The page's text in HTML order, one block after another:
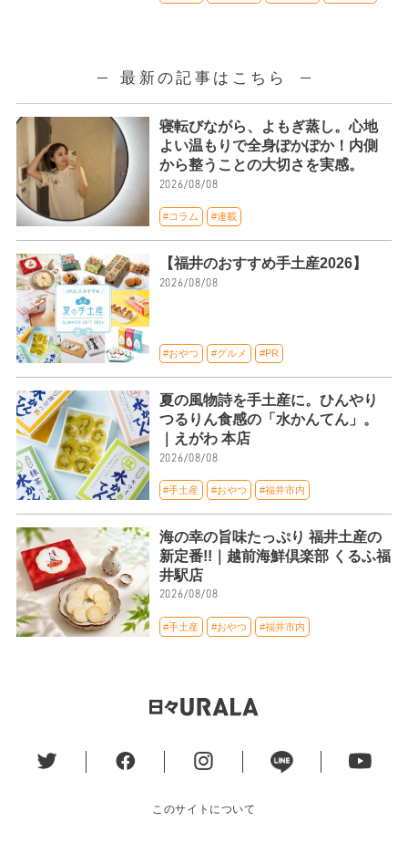
最新の記事はこちら
寝転びながら、よもぎ蒸し。心地
よい温もりで全身ぽかぽか！内側
から整うことの大切さを実感。
2026/08/08
#コラム #連載
【福井のおすすめ手土産2026】
2026/08/08
#おやつ #グルメ #PR
夏の風物詩を手土産に。ひんやり
つるりん食感の「水かんてん」。
｜えがわ 本店
2026/08/08
#手土産 #おやつ #福井市内
海の幸の旨味たっぷり 福井土産の
新定番!!｜越前海鮮倶楽部 くるふ福
井駅店
2026/08/08
#手土産 #おやつ #福井市内
このサイトについて